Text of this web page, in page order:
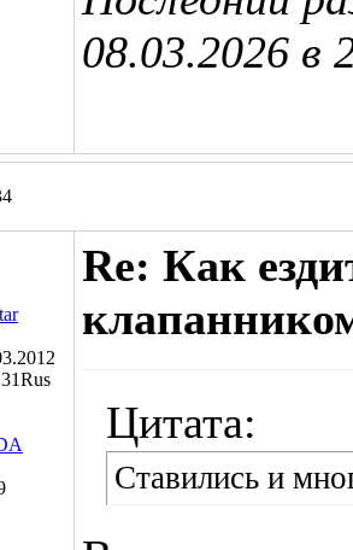
08.03.2026 в
Re: Как
Цитата:
Ставились и